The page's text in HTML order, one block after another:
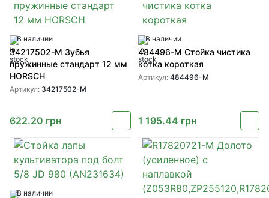
В наличии
34217502-M Зубья
пружинные стандарт 12 мм
HORSCH
Артикул: 34217502-M
622.20 грн
В наличии
484496-M Стойка чистика
котка короткая
Артикул: 484496-M
1 195.44 грн
В наличии